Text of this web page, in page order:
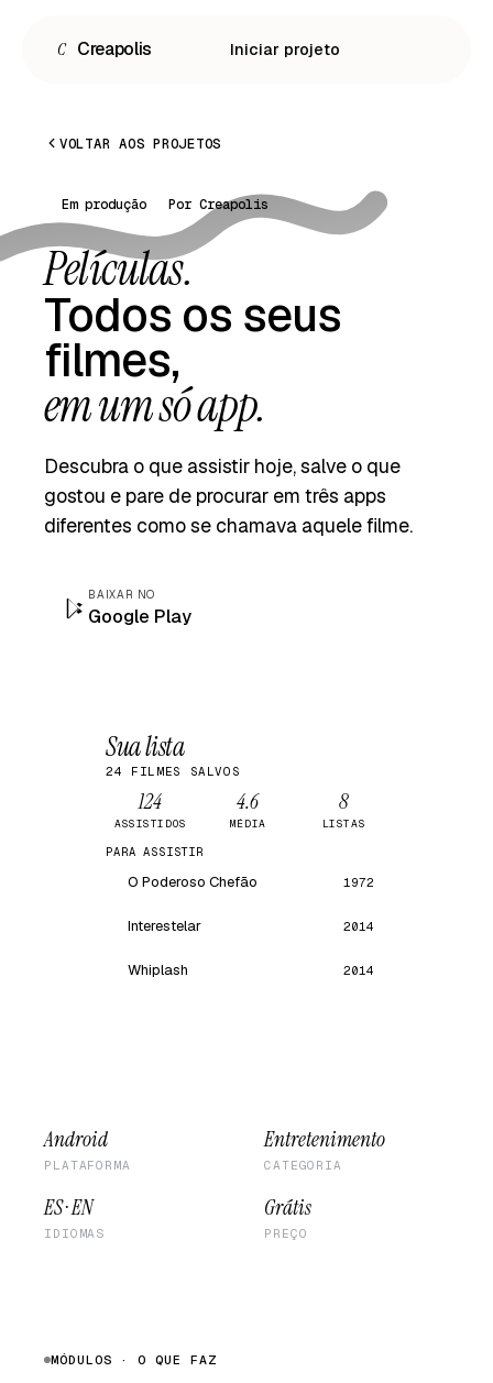
C Creapolis Iniciar projeto
Español
English
Português
VOLTAR AOS PROJETOS
Em produção Por Creapolis
Películas.
Todos os seus
filmes,
em um só app.
Descubra o que assistir hoje, salve o que
gostou e pare de procurar em três apps
diferentes como se chamava aquele filme.
BAIXAR NO
Google Play
Sua lista
24 FILMES SALVOS
124
ASSISTIDOS
4.6
MÉDIA
8
LISTAS
PARA ASSISTIR
O Poderoso Chefão 1972
Interestelar 2014
Whiplash 2014
Android
PLATAFORMA
Entretenimento
CATEGORIA
ES · EN
IDIOMAS
Grátis
PREÇO
MÓDULOS · O QUE FAZ